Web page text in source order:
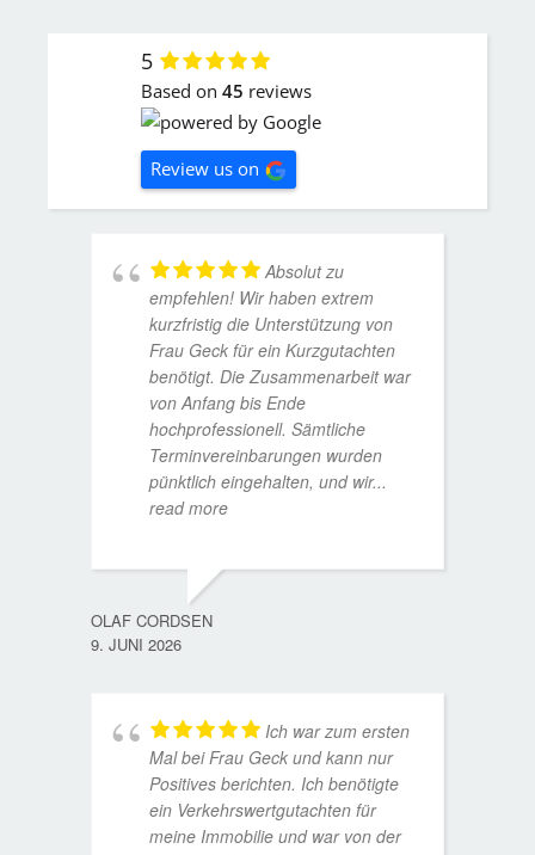
5
Based on 45 reviews
Review us on
Absolut zu
empfehlen! Wir haben extrem
kurzfristig die Unterstützung von
Frau Geck für ein Kurzgutachten
benötigt. Die Zusammenarbeit war
von Anfang bis Ende
hochprofessionell. Sämtliche
Terminvereinbarungen wurden
pünktlich eingehalten, und wir...
read more
OLAF CORDSEN
9. JUNI 2026
Ich war zum ersten
Mal bei Frau Geck und kann nur
Positives berichten. Ich benötigte
ein Verkehrswertgutachten für
meine Immobilie und war von der